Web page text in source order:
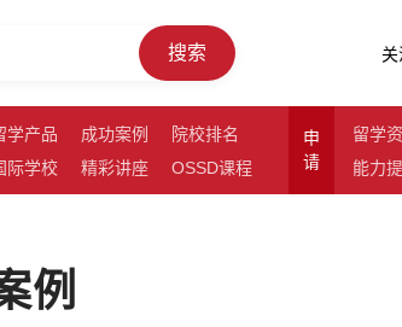
搜索
学产品 成功案例
院校排名
际学校
精彩讲座 OSSD课程
申
请
留学
能力
例